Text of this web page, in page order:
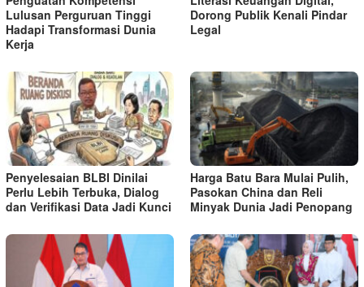
Lulusan Perguruan Tinggi
Hadapi Transformasi Dunia
Kerja
Dorong Publik Kenali Pindar
Legal
Penyelesaian BLBI Dinilai
Perlu Lebih Terbuka, Dialog
dan Verifikasi Data Jadi Kunci
Harga Batu Bara Mulai Pulih,
Pasokan China dan Reli
Minyak Dunia Jadi Penopang